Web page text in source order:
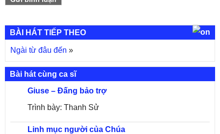
BÀI HÁT TIẾP THEO
Ngài từ đâu đến »
Bài hát cùng ca sĩ
Giuse – Đấng bảo trợ
Trình bày: Thanh Sử
Linh mục người của Chúa